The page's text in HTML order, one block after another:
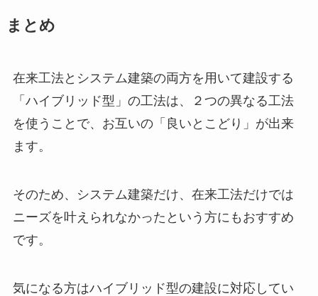
まとめ
在来工法とシステム建築の両方を用いて建設する
「ハイブリッド型」の工法は、２つの異なる工法
を使うことで、お互いの「良いとこどり」が出来
ます。
そのため、システム建築だけ、在来工法だけでは
ニーズを叶えられなかったという方にもおすすめ
です。
気になる方はハイブリッド型の建設に対応してい